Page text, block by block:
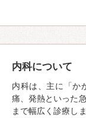
内科について
内科は、主に「か
痛、発熱といった
まで幅広く診療し